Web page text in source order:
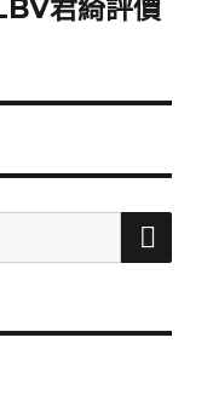
君綺評價
搜